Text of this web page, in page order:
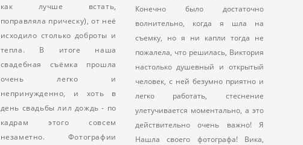
как лучше встать,
поправляла прическу), от неё
исходило столько доброты и
тепла. В итоге наша
свадебная съёмка прошла
очень легко и
непринужденно, и хоть в
день свадьбы лил дождь - по
кадрам этого совсем
незаметно. Фотографии
Конечно было достаточно
волнительно, когда я шла на
съемку, но я ни капли тогда не
пожалела, что решилась, Виктория
настолько душевный и открытый
человек, с ней безумно приятно и
легко работать, стеснение
улетучивается моментально, а это
действительно очень важно! Я
Нашла своего фотографа! Вика,